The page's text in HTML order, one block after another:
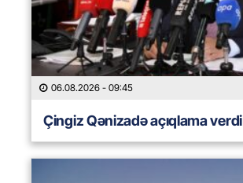
06.08.2026 - 09:45
Çingiz Qənizadə açıqlama verdi